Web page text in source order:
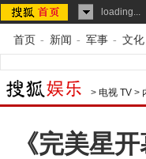
loading...
首页 - 新闻 - 军事 - 文化
> 电视 TV >
《完美星